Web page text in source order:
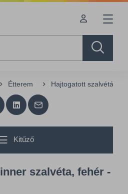
Étterem Hajtogatott szalvéták
Kitűző
szalvéta, fehér -